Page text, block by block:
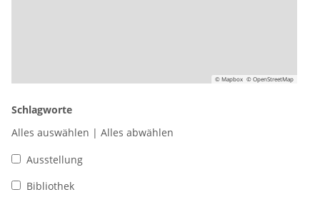
© Mapbox © OpenStreetMap
Schlagworte
Alles auswählen | Alles abwählen
Ausstellung
Bibliothek